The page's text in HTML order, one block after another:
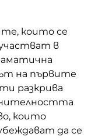
които се
в
на първите
разкрива
които
да се